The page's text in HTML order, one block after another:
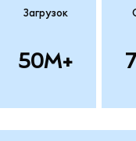
Загрузок
50M+